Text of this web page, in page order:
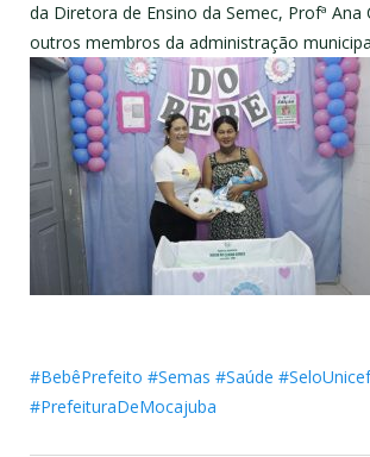
da Diretora de Ensino da Semec, Profª Ana
outros membros da administração
#BebêPrefeito #Semas #Saúde #SeloUnicef
#PrefeituraDeMocajuba